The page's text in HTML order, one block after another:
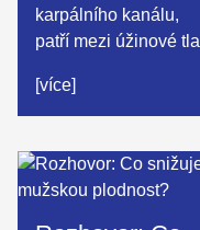
karpálního kanálu,
patří mezi úžinové tla
[více]